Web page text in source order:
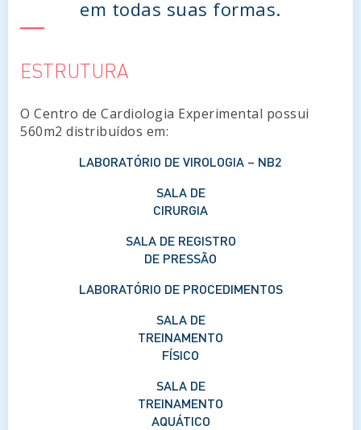
em todas suas formas.
ESTRUTURA
O Centro de Cardiologia Experimental possui
560m2 distribuídos em:
LABORATÓRIO DE VIROLOGIA – NB2
SALA DE
CIRURGIA
SALA DE REGISTRO
DE PRESSÃO
LABORATÓRIO DE PROCEDIMENTOS
SALA DE
TREINAMENTO
FÍSICO
SALA DE
TREINAMENTO
AQUÁTICO